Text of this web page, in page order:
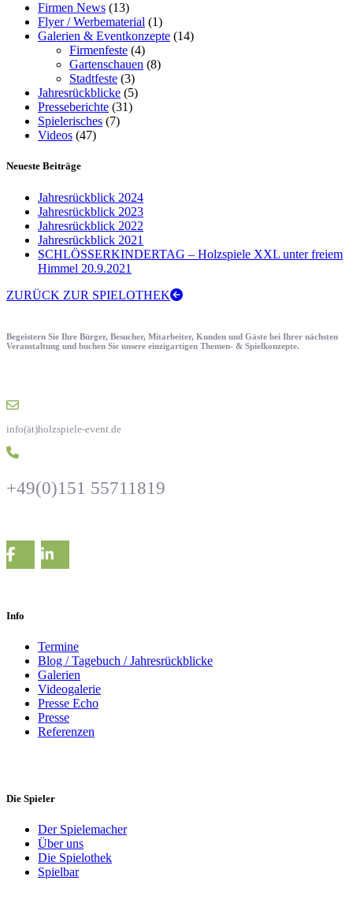
Firmen News (13)
Flyer / Werbematerial (1)
Galerien & Eventkonzepte (14)
Firmenfeste (4)
Gartenschauen (8)
Stadtfeste (3)
Jahresrückblicke (5)
Presseberichte (31)
Spielerisches (7)
Videos (47)
Neueste Beiträge
Jahresrückblick 2024
Jahresrückblick 2023
Jahresrückblick 2022
Jahresrückblick 2021
SCHLÖSSERKINDERTAG – Holzspiele XXL unter freiem
Himmel 20.9.2021
ZURÜCK ZUR SPIELOTHEK
Begeistern Sie Ihre Bürger, Besucher, Mitarbeiter, Kunden und Gäste bei Ihrer nächsten
Veranstaltung und buchen Sie unsere einzigartigen Themen- & Spielkonzepte.
info(ät)holzspiele-event.de
+49(0)151 55711819
Info
Termine
Blog / Tagebuch / Jahresrückblicke
Galerien
Videogalerie
Presse Echo
Presse
Referenzen
Die Spieler
Der Spielemacher
Über uns
Die Spielothek
Spielbar